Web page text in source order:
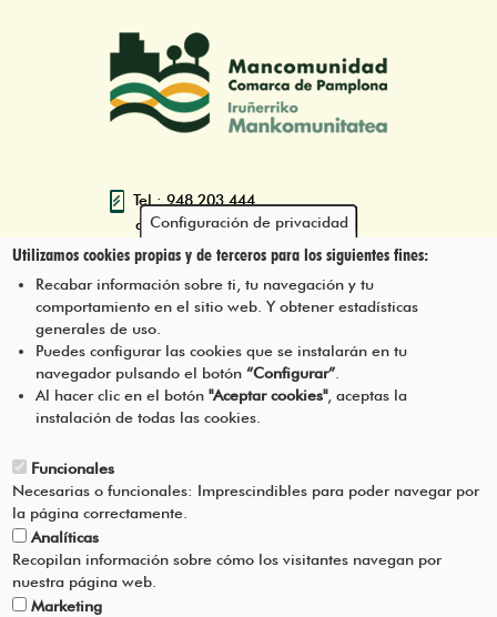
Tel.: 948 203 444
atencion@mancoeduca.com
Programa de Educación Ambiental
Escolar de la Mancomunidad de la
Pie
Menú
CONTÁCTANOS
CONDICIONES DEL SERVICIO
POLÍTICA DE PRIVACIDAD
Configuración de privacidad
Utilizamos cookies propias y de terceros para los siguientes fines:
Recabar información sobre ti, tu navegación y tu
comportamiento en el sitio web. Y obtener estadísticas
generales de uso.
Puedes configurar las cookies que se instalarán en tu
navegador pulsando el botón“Configurar”
Al hacer clic en el botón"Aceptar cookies", aceptas la
instalación de todas las cookies.
Funcionales
Necesarias o funcionales: Imprescindibles para poder navegar por
la página correctamente.
Analíticas
Recopilan información sobre cómo los visitantes navegan por
nuestra página web.
Marketing